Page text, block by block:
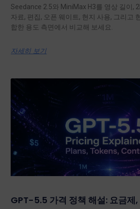
Seedance 2.5와 MiniMax H3를 영상 길이,
자료, 편집, 오픈 웨이트, 현지 사용, 그리고
합한 용도 측면에서 비교해 보세요.
자세히 보기
GPT-5.5 가격 정책 해설: 요금제,